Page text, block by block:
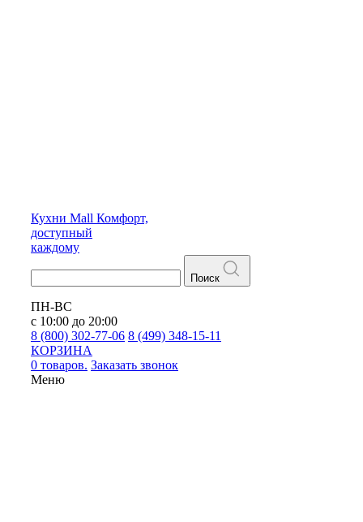
Кухни Mall Комфорт,
доступный
каждому
Поиск
ПН-ВС
с 10:00 до 20:00
8 (800) 302-77-06 8 (499) 348-15-11
КОРЗИНА
0 товаров. Заказать звонок
Меню